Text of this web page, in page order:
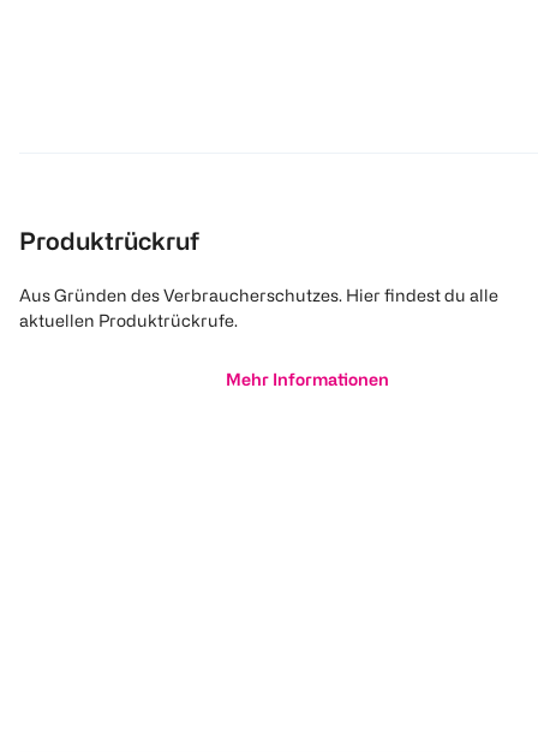
Produktrückruf
Aus Gründen des Verbraucherschutzes. Hier findest du alle
aktuellen Produktrückrufe.
Mehr Informationen